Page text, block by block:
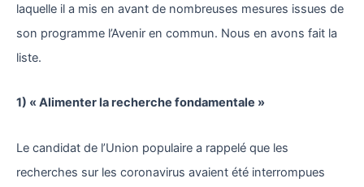
laquelle il a mis en avant de nombreuses mesures issues de
son programme l’Avenir en commun. Nous en avons fait la
liste.
1) « Alimenter la recherche fondamentale »
Le candidat de l’Union populaire a rappelé que les
recherches sur les coronavirus avaient été interrompues